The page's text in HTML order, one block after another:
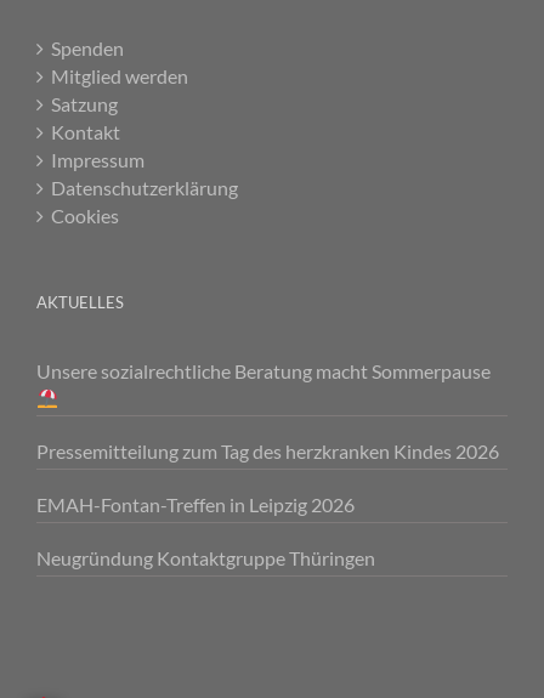
Spenden
Mitglied werden
Satzung
Kontakt
Impressum
Datenschutzerklärung
Cookies
AKTUELLES
Unsere sozialrechtliche Beratung macht Sommerpause
Pressemitteilung zum Tag des herzkranken Kindes 2026
EMAH-Fontan-Treffen in Leipzig 2026
Neugründung Kontaktgruppe Thüringen